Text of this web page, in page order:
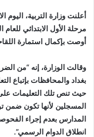
أعلنت وزارة التربية، اليوم
أوصت بإكمال استمارة
وقالت الوزارة، إنه “من
بغداد والمحافظات بإتباع
حيث تنص تلك التعليمات على
المسجلين لأنها تكون ضمن
المدارس بعدم إجراء
انطلاق الدوام الرسمي”.